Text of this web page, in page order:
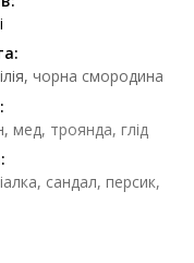
чорна смородина
мед троянда глід
сандал персик